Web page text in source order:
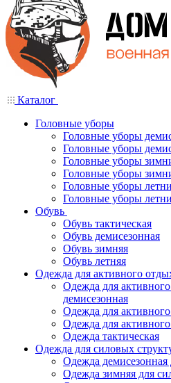
Каталог
Головные уборы
Головные уборы
Головные уборы
Головные уборы
Головные уборы
Головные уборы
Головные уборы
Обувь
Обувь тактическая
Обувь демисезонная
Обувь зимняя
Обувь летняя
Одежда для активного
Одежда для
демисезонная
Одежда для
Одежда для
Одежда тактическая
Одежда для силовых
Одежда демисезонная
Одежда зимняя для